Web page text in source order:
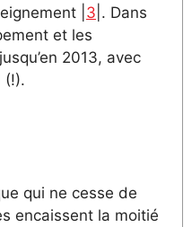
| 3 |. Dans
et les
2013, avec
(!).
qui ne cesse de
encaissent la moitié